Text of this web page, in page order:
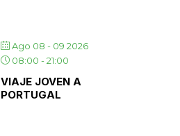
Ago 08 - 09 2026
08:00 -21:00
VIAJE JOVEN A
PORTUGAL